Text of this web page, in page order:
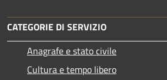
CATEGORIE DI SERVIZIO
Anagrafe e stato civile
Cultura e tempo libero